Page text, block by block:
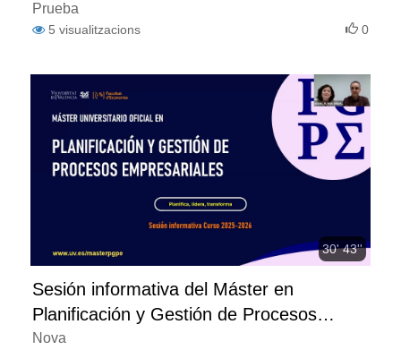
Prueba
5 visualitzacions 0
30' 43''
Sesión informativa del Máster en
Planificación y Gestión de Procesos
Empresariales - Curso 25/26
Nova